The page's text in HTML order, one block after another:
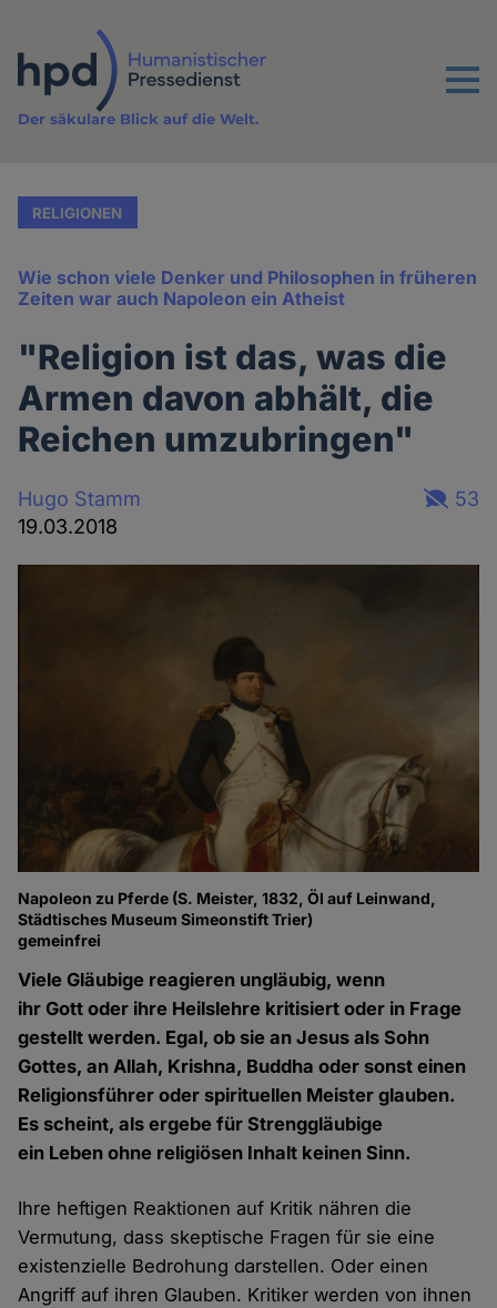
Inhalt
Menu
Der säkulare Blick auf die Welt.
RELIGIONEN
Wie schon viele Denker und Philosophen in früheren
Zeiten war auch Napoleon ein Atheist
"Religion ist das, was die
Armen davon abhält, die
Reichen umzubringen"
Hugo Stamm
19.03.2018
53
Napoleon zu Pferde (S. Meister, 1832, Öl auf Leinwand,
Städtisches Museum Simeonstift Trier)
gemeinfrei
Viele Gläubige reagieren ungläubig, wenn
ihr Gott oder ihre Heilslehre kritisiert oder in Frage
gestellt werden. Egal, ob sie an Jesus als Sohn
Gottes, an Allah, Krishna, Buddha oder sonst einen
Religionsführer oder spirituellen Meister glauben.
Es scheint, als ergebe für Strenggläubige
ein Leben ohne religiösen Inhalt keinen Sinn.
Ihre heftigen Reaktionen auf Kritik nähren die
Vermutung, dass skeptische Fragen für sie eine
existenzielle Bedrohung darstellen. Oder einen
Angriff auf ihren Glauben. Kritiker werden von ihnen